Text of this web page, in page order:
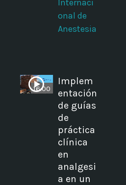
Internaci
onal de
Anestesia
16:00
Implem
entación
de guías
de
práctica
clínica
en
analgesi
a en un